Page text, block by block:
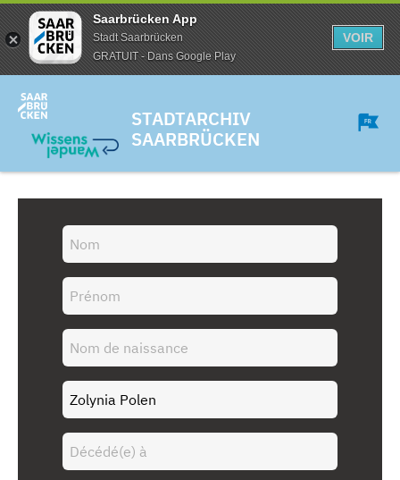
Saarbrücken App
Stadt Saarbrücken
GRATUIT - Dans Google Play
VOIR
STADTARCHIV
SAARBRÜCKEN